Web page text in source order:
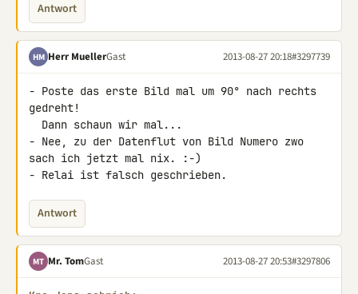
Antwort
HM Herr MuellerGast 2013-08-27 20:18#3297739
- Poste das erste Bild mal um 90° nach rechts
gedreht!
- Nee, zu der Datenflut von Bild Numero zwo
sach ich jetzt mal nix. :-)
- Relai ist falsch geschrieben.
Antwort
MT Mr. TomGast 2013-08-27 20:53#3297806